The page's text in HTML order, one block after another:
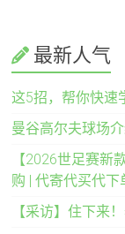
最新人气
这5招，帮你快速
曼谷高尔夫球场
【2026世足赛新
购 | 代寄代买代
【采访】住下来